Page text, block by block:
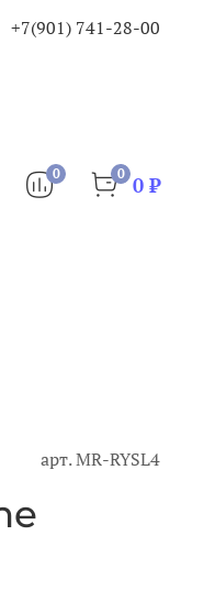
+7(901) 741-28-00
0 0 0 ₽
арт.MR-RYSL4